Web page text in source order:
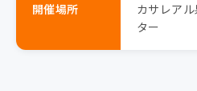
開催場所
カサレア
ター